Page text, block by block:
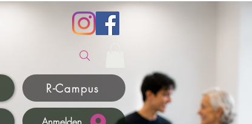
R-Campus
Anmelden